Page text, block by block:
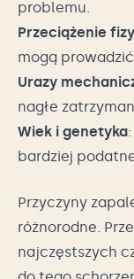
problemu.
Przeciążenie
mogą
Urazy
nagłe
Wiek i genetyka
bardziej
Przyczyny
różnorodne.
najczęstszych